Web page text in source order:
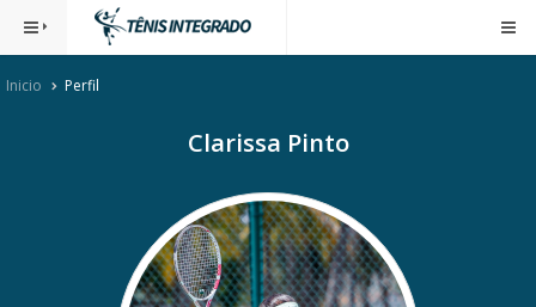
Inicio Perfil
Clarissa Pinto